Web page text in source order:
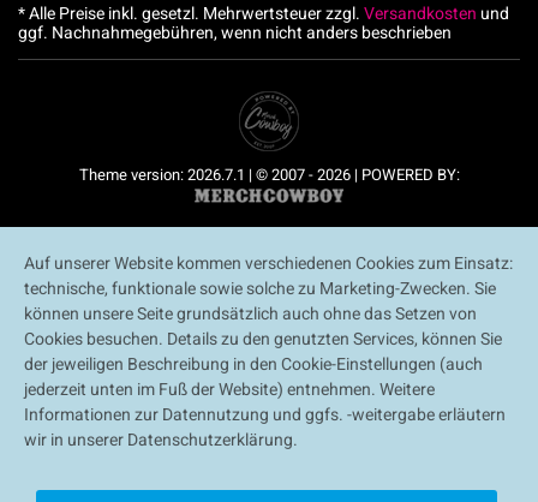
* Alle Preise inkl. gesetzl. Mehrwertsteuer zzgl.Versandkosten und
ggf. Nachnahmegebühren, wenn nicht anders beschrieben
Theme version: 2026.7.1 | © 2007 - 2026 | POWERED BY:
Auf unserer Website kommen verschiedenen Cookies zum Einsatz:
technische, funktionale sowie solche zu Marketing-Zwecken. Sie
können unsere Seite grundsätzlich auch ohne das Setzen von
Cookies besuchen. Details zu den genutzten Services, können Sie
der jeweiligen Beschreibung in den Cookie-Einstellungen (auch
jederzeit unten im Fuß der Website) entnehmen. Weitere
Informationen zur Datennutzung und ggfs. -weitergabe erläutern
wir in unserer Datenschutzerklärung.